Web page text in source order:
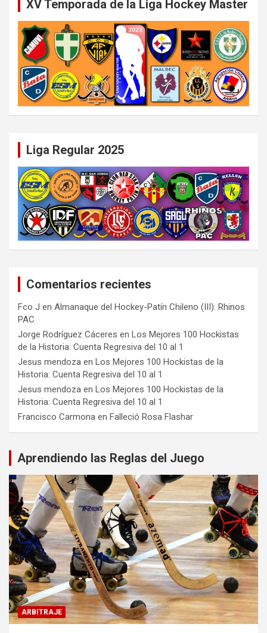
XV Temporada de la Liga Hockey Master
Liga Regular 2025
Comentarios recientes
Fco J en Almanaque del Hockey-Patín Chileno (III): Rhinos
PAC
Jorge Rodríguez Cáceres en Los Mejores 100 Hockistas
de la Historia: Cuenta Regresiva del 10 al 1
Jesus mendoza en Los Mejores 100 Hockistas de la
Historia: Cuenta Regresiva del 10 al 1
Jesus mendoza en Los Mejores 100 Hockistas de la
Historia: Cuenta Regresiva del 10 al 1
Francisco Carmona en Falleció Rosa Flashar
Aprendiendo las Reglas del Juego
ARBITRAJE